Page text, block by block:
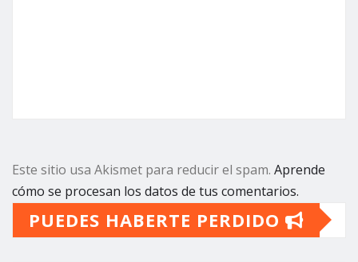
Este sitio usa Akismet para reducir el spam. Aprende
cómo se procesan los datos de tus comentarios.
PUEDES HABERTE PERDIDO